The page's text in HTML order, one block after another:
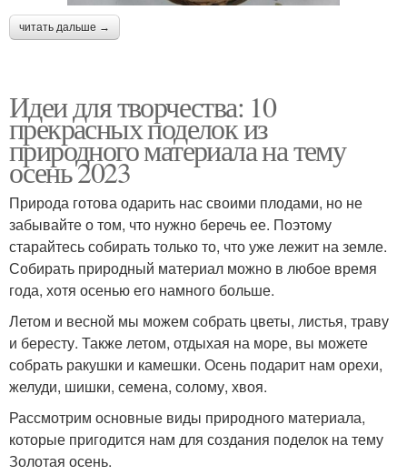
читать дальше →
Идеи для творчества: 10
прекрасных поделок из
природного материала на тему
осень 2023
Природа готова одарить нас своими плодами, но не
забывайте о том, что нужно беречь ее. Поэтому
старайтесь собирать только то, что уже лежит на земле.
Собирать природный материал можно в любое время
года, хотя осенью его намного больше.
Летом и весной мы можем собрать цветы, листья, траву
и бересту. Также летом, отдыхая на море, вы можете
собрать ракушки и камешки. Осень подарит нам орехи,
желуди, шишки, семена, солому, хвоя.
Рассмотрим основные виды природного материала,
которые пригодится нам для создания поделок на тему
Золотая осень.